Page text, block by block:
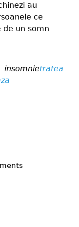
au
ce
de un somn
insomnietratea
muzica!